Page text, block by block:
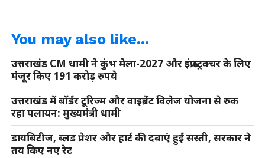
You may also like...
उत्तराखंड CM धामी ने कुंभ मेला-2027 और इंफ्रास्ट्रक्चर के लिए
मंजूर किए 191 करोड़ रुपये
उत्तराखंड में बॉर्डर टूरिज्म और वाइब्रेंट विलेज योजना से रुक
रहा पलायन: मुख्यमंत्री धामी
डायबिटीज, ब्लड प्रेशर और हार्ट की दवाएं हुईं सस्ती, सरकार ने
तय किए नए रेट